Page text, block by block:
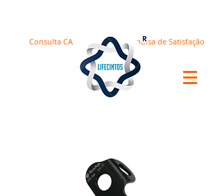
Pesquisa de Satisfação
Consulta CA